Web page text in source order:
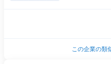
この企業の類